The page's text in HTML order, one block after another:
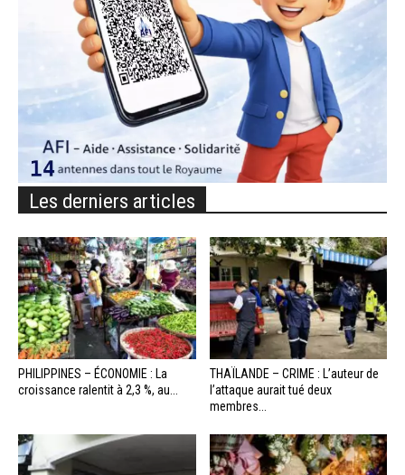
Les derniers articles
PHILIPPINES – ÉCONOMIE : La
croissance ralentit à 2,3 %, au...
THAÏLANDE – CRIME : L’auteur de
l’attaque aurait tué deux
membres...